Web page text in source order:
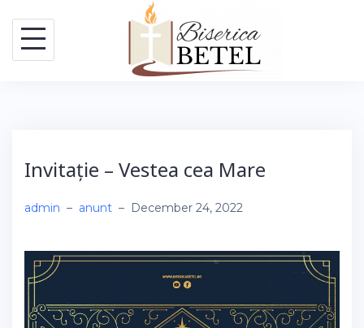
content
Invitație – Vestea cea Mare
admin – anunt – December 24, 2022